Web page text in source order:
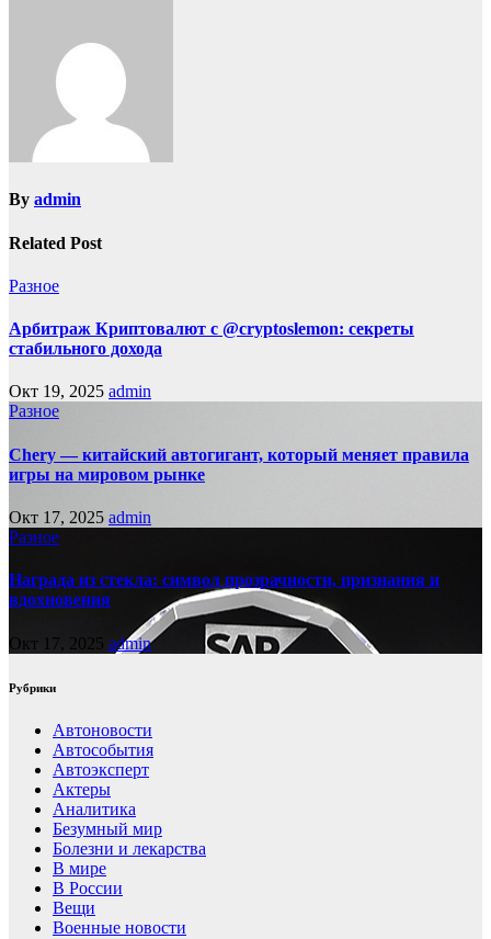
By admin
Related Post
Разное
Арбитраж Криптовалют с @cryptoslemon: секреты
стабильного дохода
Окт 19, 2025 admin
Разное
Chery — китайский автогигант, который меняет правила
игры на мировом рынке
Окт 17, 2025 admin
Разное
Награда из стекла: символ прозрачности, признания и
вдохновения
Окт 17, 2025 admin
Рубрики
Автоновости
Автособытия
Автоэксперт
Актеры
Аналитика
Безумный мир
Болезни и лекарства
В мире
В России
Вещи
Военные новости